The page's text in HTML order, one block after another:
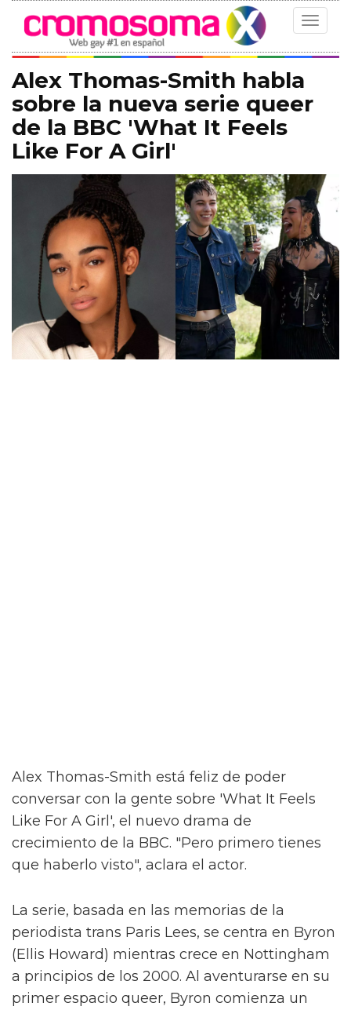
Toggle
Alex Thomas-Smith habla
sobre la nueva serie queer
de la BBC 'What It Feels
Like For A Girl'
Alex Thomas-Smith está feliz de poder
conversar con la gente sobre 'What It Feels
Like For A Girl', el nuevo drama de
crecimiento de la BBC. "Pero primero tienes
que haberlo visto", aclara el actor.
La serie, basada en las memorias de la
periodista trans Paris Lees, se centra en Byron
(Ellis Howard) mientras crece en Nottingham
a principios de los 2000. Al aventurarse en su
primer espacio queer, Byron comienza un